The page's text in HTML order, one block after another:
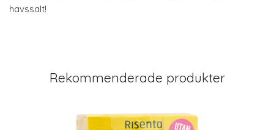
havssalt!
Rekommenderade produkter